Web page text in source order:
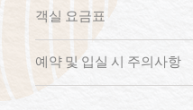
객실 요금표
예약 및 입실 시 주의사항